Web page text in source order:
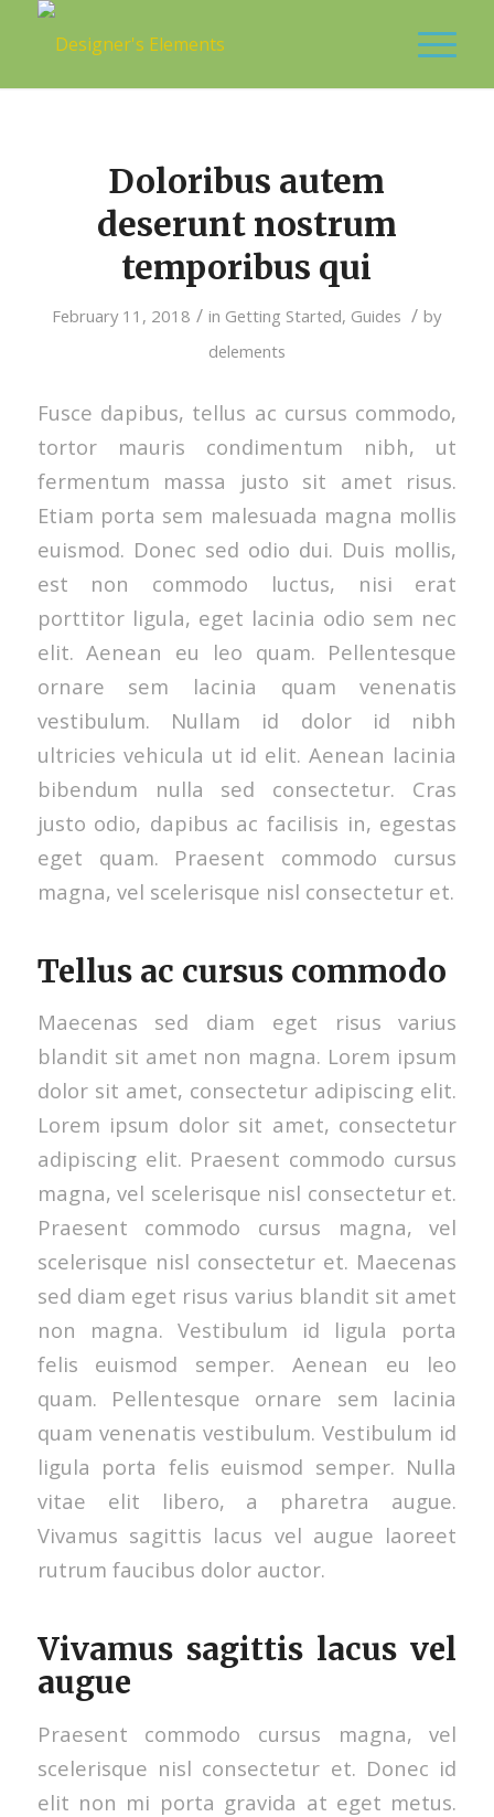
Doloribus autem
deserunt nostrum
temporibus qui
February 11, 2018 / in Getting Started, Guides / by
delements
Fusce dapibus, tellus ac cursus commodo,
tortor mauris condimentum nibh, ut
fermentum massa justo sit amet risus.
Etiam porta sem malesuada magna mollis
euismod. Donec sed odio dui. Duis mollis,
est non commodo luctus, nisi erat
porttitor ligula, eget lacinia odio sem nec
elit. Aenean eu leo quam. Pellentesque
ornare sem lacinia quam venenatis
vestibulum. Nullam id dolor id nibh
ultricies vehicula ut id elit. Aenean lacinia
bibendum nulla sed consectetur. Cras
justo odio, dapibus ac facilisis in, egestas
eget quam. Praesent commodo cursus
magna, vel scelerisque nisl consectetur et.
Tellus ac cursus commodo
Maecenas sed diam eget risus varius
blandit sit amet non magna. Lorem ipsum
dolor sit amet, consectetur adipiscing elit.
Lorem ipsum dolor sit amet, consectetur
adipiscing elit. Praesent commodo cursus
magna, vel scelerisque nisl consectetur et.
Praesent commodo cursus magna, vel
scelerisque nisl consectetur et. Maecenas
sed diam eget risus varius blandit sit amet
non magna. Vestibulum id ligula porta
felis euismod semper. Aenean eu leo
quam. Pellentesque ornare sem lacinia
quam venenatis vestibulum. Vestibulum id
ligula porta felis euismod semper. Nulla
vitae elit libero, a pharetra augue.
Vivamus sagittis lacus vel augue laoreet
rutrum faucibus dolor auctor.
Vivamus sagittis lacus vel
augue
Praesent commodo cursus magna, vel
scelerisque nisl consectetur et. Donec id
elit non mi porta gravida at eget metus.